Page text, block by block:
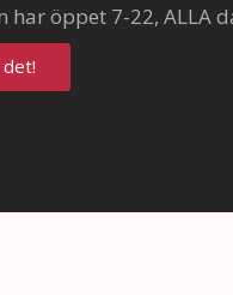
öppet 7-22, ALLA
det!